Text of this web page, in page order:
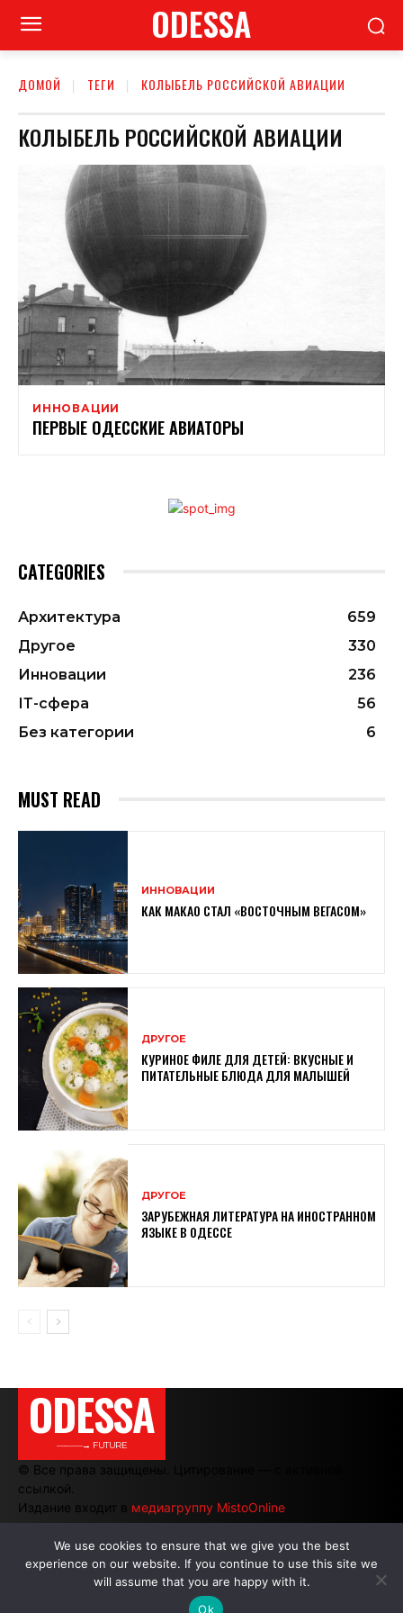
ODESSA
ДОМОЙ ТЕГИ КОЛЫБЕЛЬ РОССИЙСКОЙ АВИАЦИИ
КОЛЫБЕЛЬ РОССИЙСКОЙ АВИАЦИИ
ИННОВАЦИИ
ПЕРВЫЕ ОДЕССКИЕ АВИАТОРЫ
CATEGORIES
Архитектура
659
Другое
330
Инновации
236
ІТ-сфера
56
Без категории
6
MUST READ
ИННОВАЦИИ
КАК МАКАО СТАЛ «ВОСТОЧНЫМ ВЕГАСОМ»
ДРУГОЕ
КУРИНОЕ ФИЛЕ ДЛЯ ДЕТЕЙ: ВКУСНЫЕ И
ПИТАТЕЛЬНЫЕ БЛЮДА ДЛЯ МАЛЫШЕЙ
ДРУГОЕ
ЗАРУБЕЖНАЯ ЛИТЕРАТУРА НА ИНОСТРАННОМ
ЯЗЫКЕ В ОДЕССЕ
ODESSA
———→ FUTURE
© Все права защищены. Цитирование — с активной
ссылкой.
Издание входит в медиагруппу MistoOnline
АВТОРЫ | РЕКЛАМА НА САЙТЕ
We use cookies to ensure that we give you the best
experience on our website. If you continue to use this site we
will assume that you are happy with it.
Ok